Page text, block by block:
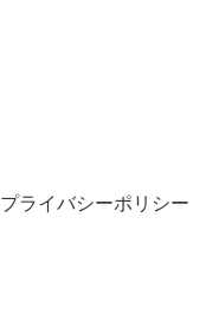
プライバシーポリシー